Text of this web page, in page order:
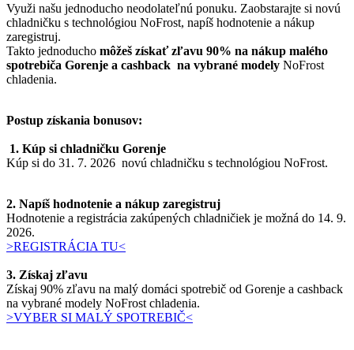
Využi našu jednoducho neodolateľnú ponuku. Zaobstarajte si novú
chladničku s technológiou NoFrost, napíš hodnotenie a nákup
zaregistruj.
Takto jednoducho môžeš získať zľavu 90% na nákup malého
spotrebiča Gorenje a cashback na vybrané modely NoFrost
chladenia.
Postup získania bonusov:
1. Kúp si chladničku Gorenje
Kúp si do 31. 7. 2026 novú chladničku s technológiou NoFrost.
2. Napíš hodnotenie a nákup zaregistruj
Hodnotenie a registrácia zakúpených chladničiek je možná do 14. 9.
2026.
>REGISTRÁCIA TU<
3. Získaj zľavu
Získaj 90% zľavu na malý domáci spotrebič od Gorenje a cashback
na vybrané modely NoFrost chladenia.
>VYBER SI MALÝ SPOTREBIČ<